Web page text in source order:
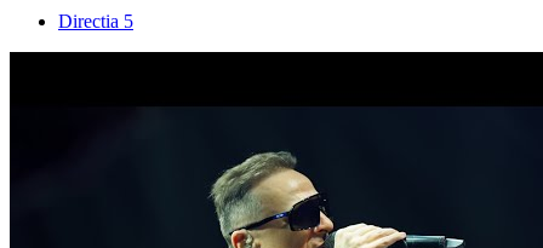
Directia 5